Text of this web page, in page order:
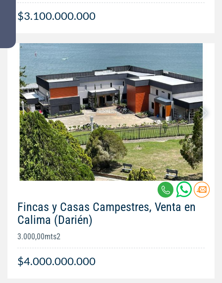
$3.100.000.000
Fincas y Casas Campestres, Venta en
Calima (Darién)
3.000,00mts2
$4.000.000.000